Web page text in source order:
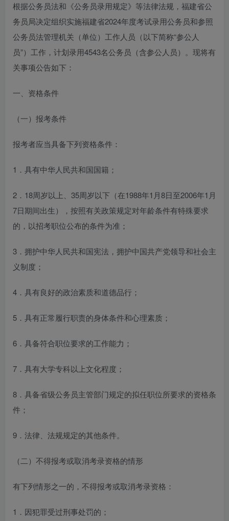
根据公务员法和《公务员录用规定》等法律法规，福建省公
务员局决定组织实施福建省2024年度考试录用公务员和参照
公务员法管理机关（单位）工作人员（以下简称“参公人
员”）工作，计划录用4543名公务员（含参公人员）。现将有
关事项公告如下：
一、资格条件
（一）报考条件
报考者应当具备下列资格条件：
1．具有中华人民共和国国籍；
2．18周岁以上、35周岁以下（在1988年1月8日至2006年1月
7日期间出生），按照有关政策规定对年龄条件有特殊要求
的，以招考职位公布的条件为准；
3．拥护中华人民共和国宪法，拥护中国共产党领导和社会主
义制度；
4．具有良好的政治素质和道德品行；
5．具有正常履行职责的身体条件和心理素质；
6．具备符合职位要求的工作能力；
7．具有大学专科以上文化程度；
8．具备省级公务员主管部门规定的拟任职位所要求的资格条
件；
9．法律、法规规定的其他条件。
（二）不得报考或取消考录资格的情形
有下列情形之一的，不得报考或取消考录资格：
1．因犯罪受过刑事处罚的；